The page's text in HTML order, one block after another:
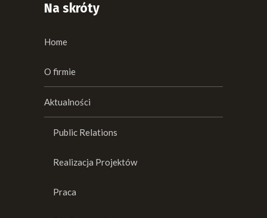
Na skróty
Home
O firmie
Aktualności
Public Relations
Realizacja Projektów
Praca